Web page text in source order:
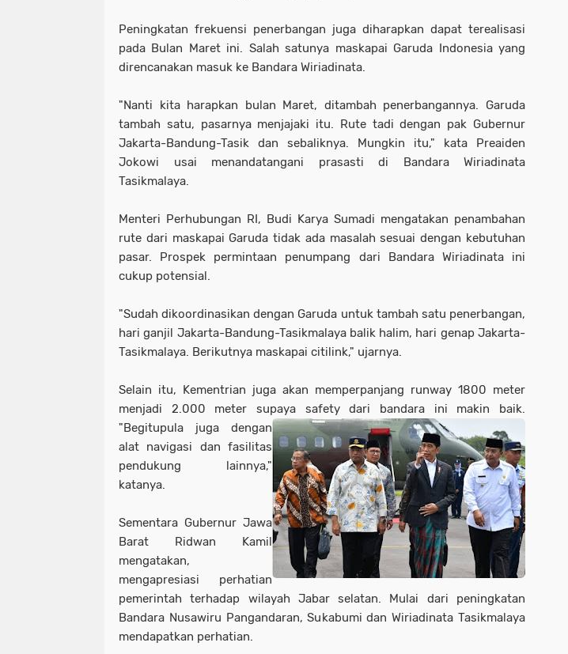
Peningkatan frekuensi penerbangan juga diharapkan dapat terealisasi
pada Bulan Maret ini. Salah satunya maskapai Garuda Indonesia yang
direncanakan masuk ke Bandara Wiriadinata.
"Nanti kita harapkan bulan Maret, ditambah penerbangannya. Garuda
tambah satu, pasarnya menjajaki itu. Rute tadi dengan pak Gubernur
Jakarta-Bandung-Tasik dan sebaliknya. Mungkin itu," kata Preaiden
Jokowi usai menandatangani prasasti di Bandara Wiriadinata
Tasikmalaya.
Menteri Perhubungan RI, Budi Karya Sumadi mengatakan penambahan
rute dari maskapai Garuda tidak ada masalah sesuai dengan kebutuhan
pasar. Prospek permintaan penumpang dari Bandara Wiriadinata ini
cukup potensial.
"Sudah dikoordinasikan dengan Garuda untuk tambah satu penerbangan,
hari ganjil Jakarta-Bandung-Tasikmalaya balik halim, hari genap Jakarta-
Tasikmalaya. Berikutnya maskapai citilink," ujarnya.
Selain itu, Kementrian juga akan memperpanjang runway 1800 meter
menjadi 2.000 meter supaya safety dari bandara ini makin baik.
"Begitupula juga dengan
alat navigasi dan fasilitas
pendukung lainnya,"
katanya.
Sementara Gubernur Jawa
Barat Ridwan Kamil
mengatakan,
mengapresiasi perhatian
pemerintah terhadap wilayah Jabar selatan. Mulai dari peningkatan
Bandara Nusawiru Pangandaran, Sukabumi dan Wiriadinata Tasikmalaya
mendapatkan perhatian.